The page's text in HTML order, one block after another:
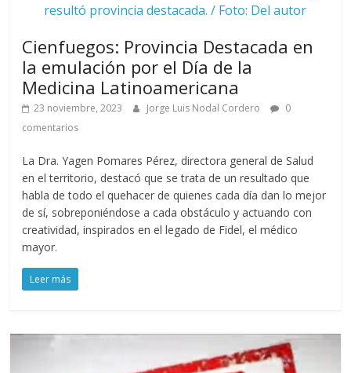
resultó provincia destacada. / Foto: Del autor
Cienfuegos: Provincia Destacada en
la emulación por el Día de la
Medicina Latinoamericana
23 noviembre, 2023 Jorge Luis Nodal Cordero
0
comentarios
La Dra. Yagen Pomares Pérez, directora general de Salud
en el territorio, destacó que se trata de un resultado que
habla de todo el quehacer de quienes cada día dan lo mejor
de sí, sobreponiéndose a cada obstáculo y actuando con
creatividad, inspirados en el legado de Fidel, el médico
mayor.
Leer más